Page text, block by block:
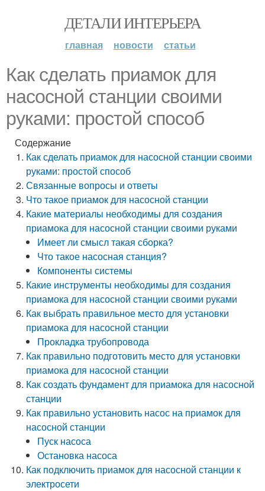
ДЕТАЛИ ИНТЕРЬЕРА
главная новости статьи
Как сделать приамок для
насосной станции своими
руками: простой способ
Содержание
Как сделать приамок для насосной станции своими
руками: простой способ
Связанные вопросы и ответы
Что такое приамок для насосной станции
Какие материалы необходимы для создания
приамока для насосной станции своими руками
Имеет ли смысл такая сборка?
Что такое насосная станция?
Компоненты системы
Какие инструменты необходимы для создания
приамока для насосной станции своими руками
Как выбрать правильное место для установки
приамока для насосной станции
Прокладка трубопровода
Как правильно подготовить место для установки
приамока для насосной станции
Как создать фундамент для приамока для насосной
станции
Как правильно установить насос на приамок для
насосной станции
Пуск насоса
Остановка насоса
Как подключить приамок для насосной станции к
электросети